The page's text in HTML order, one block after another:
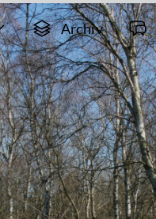
Archiv